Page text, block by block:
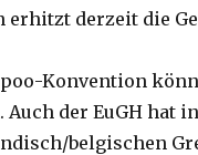
erhitzt derzeit die
Konvention
der EuGH hat
belgischen